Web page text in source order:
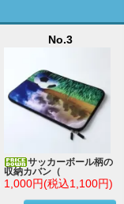
No.3
サッカーボール柄の
収納カバン（
1,000円(税込1,100円)